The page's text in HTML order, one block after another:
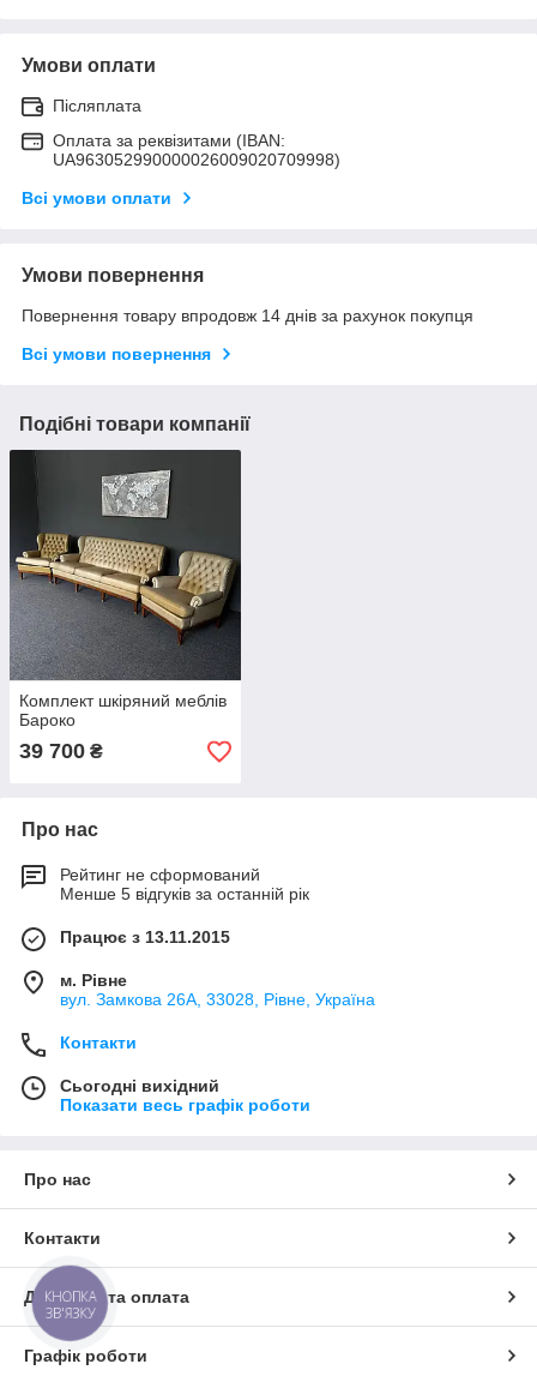
Умови оплати
Післяплата
Оплата за реквізитами (IBAN:
UA963052990000026009020709998)
Всі умови оплати
Умови повернення
Повернення товару впродовж 14 днів за рахунок покупця
Всі умови повернення
Подібні товари компанії
Комплект шкіряний меблів
Бароко
39 700 ₴
Про нас
Рейтинг не сформований
Менше 5 відгуків за останній рік
Працює з 13.11.2015
м. Рівне
вул. Замкова 26А, 33028, Рівне, Україна
Контакти
Сьогодні вихідний
Показати весь графік роботи
Про нас
Контакти
Доставка та оплата
Графік роботи
КНОПКА
ЗВ'ЯЗКУ